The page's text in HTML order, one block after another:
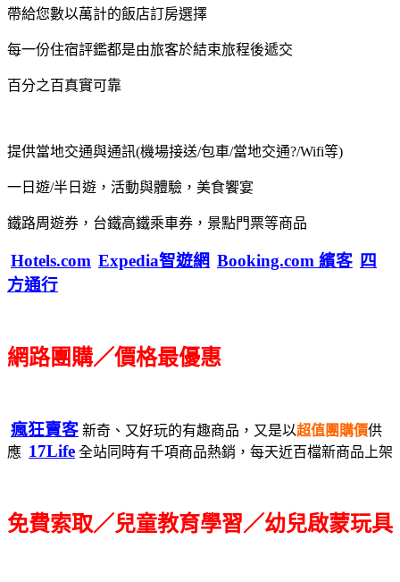
帶給您數以萬計的飯店訂房選擇
每一份住宿評鑑都是由旅客於結束旅程後遞交
百分之百真實可靠
提供當地交通與通訊(機場接送/包車/當地交通?/Wifi等)
一日遊/半日遊，活動與體驗，美食饗宴
鐵路周遊券，台鐵高鐵乘車券，景點門票等商品
Hotels.com Expedia智遊網 Booking.com 繽客 四
方通行
網路團購／價格最優惠
瘋狂賣客 新奇、又好玩的有趣商品，又是以超值團購價供
應 17Life 全站同時有千項商品熱銷，每天近百檔新商品上架
免費索取／兒童教育學習／幼兒啟蒙玩具